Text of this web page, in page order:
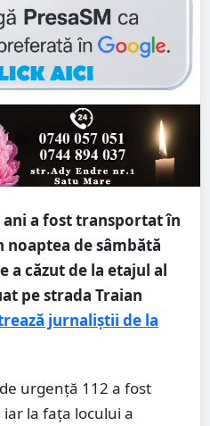
ani a fost transportat în
noaptea de sâmbătă
a căzut de la etajul al
pe strada Traian
jurnaliștii de la
urgență 112 a fost
la fața locului a